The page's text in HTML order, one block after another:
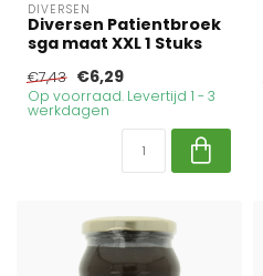
DIVERSEN
Diversen Patientbroek
sga maat XXL 1 Stuks
€7,43 €6,29
Op voorraad. Levertijd 1 - 3
werkdagen